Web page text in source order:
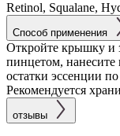
Retinol, Squalane,
Способ применения
Откройте крышку и
пинцетом, нанесите
остатки эссенции
Рекомендуется
отзывы